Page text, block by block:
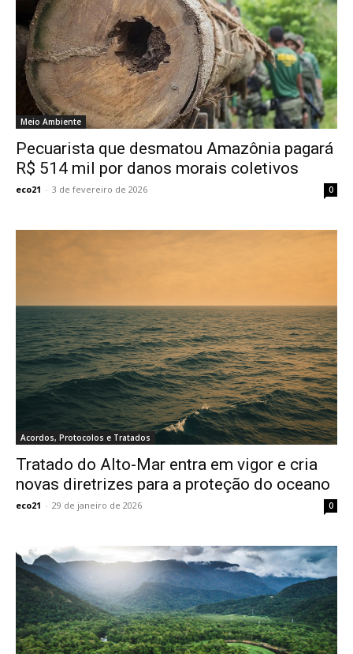
Meio Ambiente
Pecuarista que desmatou Amazônia pagará
R$ 514 mil por danos morais coletivos
eco21 - 3 de fevereiro de 2026 0
Acordos, Protocolos e Tratados
Tratado do Alto-Mar entra em vigor e cria
novas diretrizes para a proteção do oceano
eco21 - 29 de janeiro de 2026 0